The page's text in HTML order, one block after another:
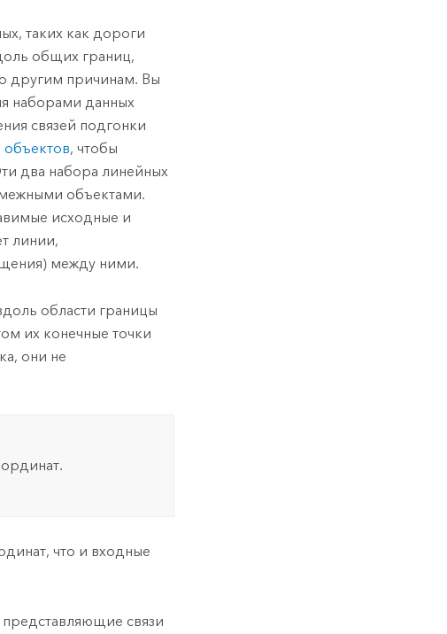
таких как дороги
общих границ,
другим причинам. Вы
наборами данных
связей подгонки
объектов, чтобы
два набора линейных
объектами.
исходные и
линии,
между ними.
области границы
их конечные точки
они не
что и входные
связи